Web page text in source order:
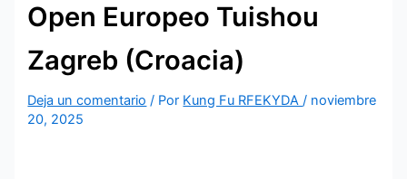
Open Europeo Tuishou
Zagreb (Croacia)
Deja un comentario / Por Kung Fu RFEKYDA/ noviembre
20, 2025